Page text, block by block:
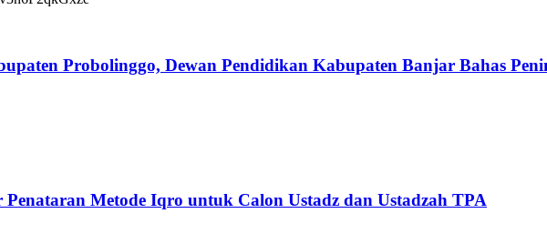
Probolinggo, Dewan Pendidikan Kabupaten Banjar Bahas
Metode Iqro untuk Calon Ustadz dan Ustadzah TPA